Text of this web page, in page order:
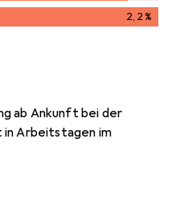
2,2%
ab Ankunft bei der
Arbeitstagen im